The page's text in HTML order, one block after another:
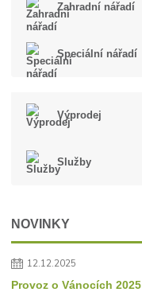
Zahradní nářadí
Speciální nářadí
Výprodej
Služby
NOVINKY
12.12.2025
Provoz o Vánocích 2025